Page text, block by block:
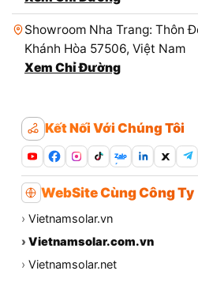
Showroom Nha Trang: Thôn
Khánh Hòa 57506, Việt Nam
Xem Chỉ Đường
Kết Nối Với Chúng Tôi
Zalo
WebSite Cùng Công Ty
› Vietnamsolar.vn
› Vietnamsolar.com.vn
› Vietnamsolar.net